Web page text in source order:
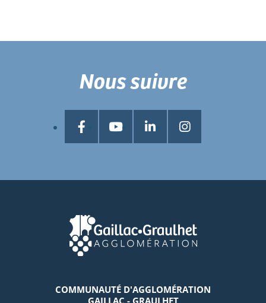
COMMUNAUTÉ D'AGGLOMÉRATION
GAILLAC - GRAULHET
Nous suivre